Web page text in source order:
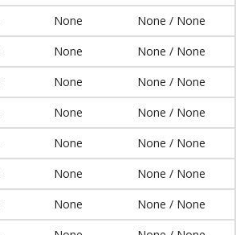
None
None / None
None
None / None
None
None / None
None
None / None
None
None / None
None
None / None
None
None / None